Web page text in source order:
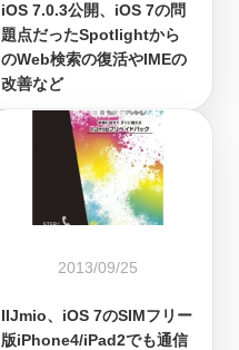
iOS 7.0.3公開、iOS 7の問
題点だったSpotlightから
のWeb検索の復活やIMEの
改善など
2013/09/25
IIJmio、iOS 7のSIMフリー
版iPhone4/iPad2でも通信